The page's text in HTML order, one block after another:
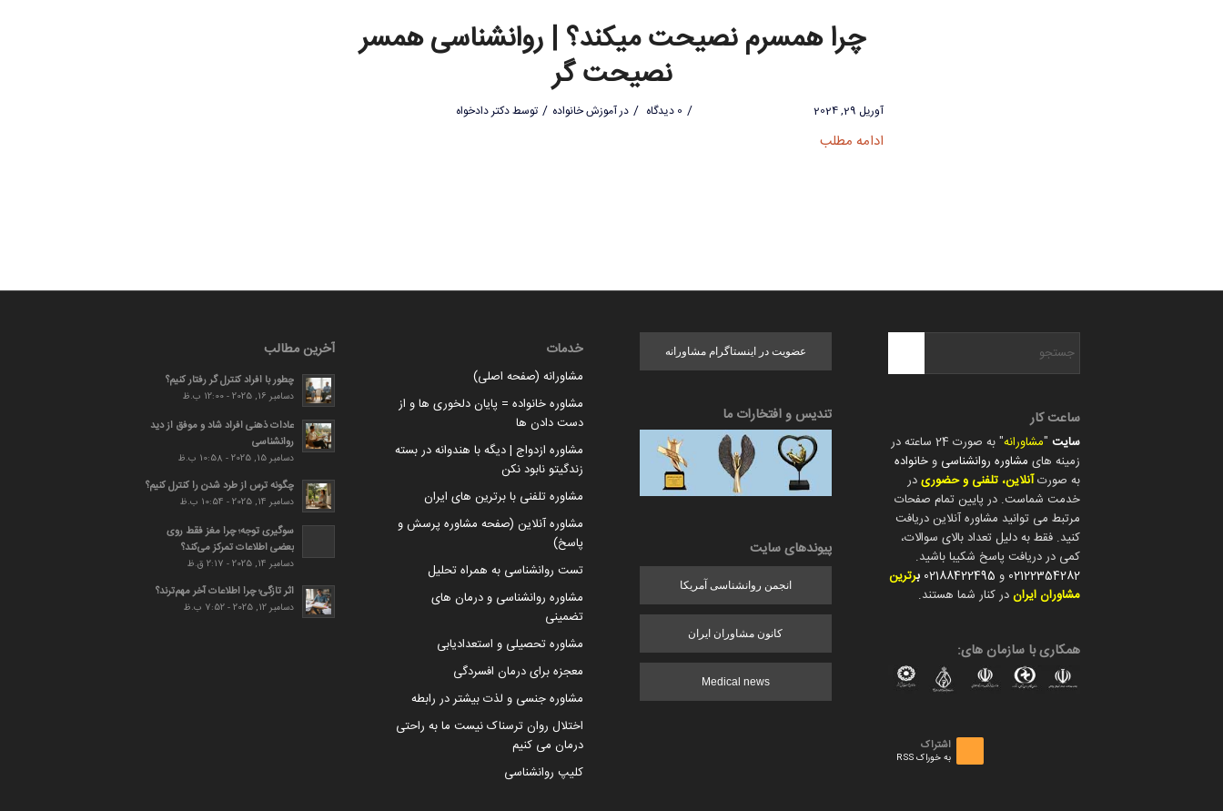
چرا همسرم نصیحت میکند؟ | روانشناسی همسر
نصیحت گر
آوریل 29, 2024 / 0 دیدگاه / درآموزش خانواده / توسطدکتر دادخواه
ادامه مطلب
ساعت کار
سایت "مشاورانه
" به صورت 24 ساعته در
زمینه های مشاوره روانشناسی وخانواده
به صورتآنلاین، تلفنی و حضوریدر
خدمت شماست. در پایین تمام صفحات
مرتبط می توانید مشاوره آنلاین دریافت
کنید. فقط به دلیل تعداد بالای سوالات،
کمی در دریافت پاسخ شکیبا باشید.
02122354282 و 02188422495 برترین
مشاوران ایراندر کنار شما هستند.
همکاری با سازمان های:
اشتراک
به خوراک RSS
عضویت در اینستاگرام مشاورانه
تندیس و افتخارات ما
پیوندهای سایت
انجمن روانشناسی آمریکا
کانون مشاوران ایران
Medical news
خدمات
مشاورانه (صفحه اصلی)
مشاوره خانواده = پایان دلخوری ها و از
دست دادن ها
مشاوره ازدواج | دیگه با هندوانه در بسته
زندگیتو نابود نکن
مشاوره تلفنی با برترین های ایران
مشاوره آنلاین (صفحه مشاوره پرسش و
پاسخ)
تست روانشناسی به همراه تحلیل
مشاوره روانشناسی و درمان های
تضمینی
مشاوره تحصیلی و استعدادیابی
معجزه برای درمان افسردگی
مشاوره جنسی و لذت بیشتر در رابطه
اختلال روان ترسناک نیست ما به راحتی
درمان می کنیم
کلیپ روانشناسی
آخرین مطالب
چطور با افراد کنترل گر رفتار کنیم؟
دسامبر 16, 2025 - 12:00 ب.ظ
عادات ذهنی افراد شاد و موفق از دید
روانشناسی
دسامبر 15, 2025 - 10:58 ب.ظ
چگونه ترس از طرد شدن را کنترل کنیم؟
دسامبر 14, 2025 - 10:54 ب.ظ
سوگیری توجه؛ چرا مغز فقط روی
بعضی اطلاعات تمرکز می‌کند؟
دسامبر 14, 2025 - 2:17 ق.ظ
اثر تازگی؛ چرا اطلاعات آخر مهم‌ترند؟
دسامبر 12, 2025 - 7:52 ب.ظ